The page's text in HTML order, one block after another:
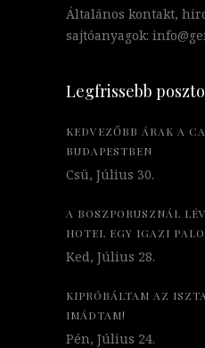
Általános kontakt,
sajtóanyagok:
Legfrissebb
KEDVEZŐBB ÁRAK A
BUDAPESTBEN
Csü, Július 30.
A BOSZPORUSZNÁL
HOTEL EGY IGAZI
Ked, Július 28.
KIPRÓBÁLTAM AZ
IMÁDTAM!
Pén, Július 24.